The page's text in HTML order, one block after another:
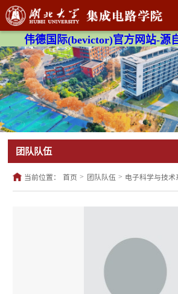
伟德国际(bevictor)官方网站-源
团队队伍
当前位置： 首页 > 团队队伍 > 电子科学与技术